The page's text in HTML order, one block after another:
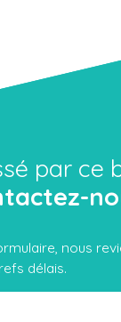
par ce
nous
délais.